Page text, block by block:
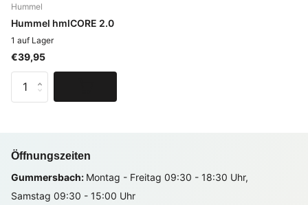
Hummel
Hummel hmlCORE 2.0
1 auf Lager
€39,95
Öffnungszeiten
Gummersbach: Montag - Freitag 09:30 - 18:30 Uhr,
Samstag 09:30 - 15:00 Uhr